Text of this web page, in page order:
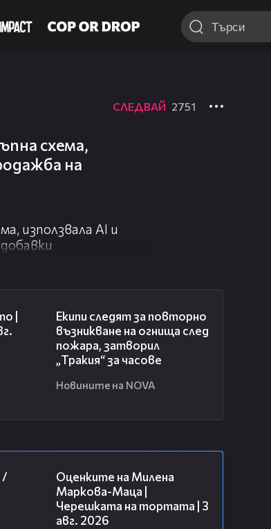
СЛЕДВАЙ 2751
схема,
на
използвала AI и
|
Екипи следят за повторно
възникване на огнища след
пожара, затворил
„Тракия“ за часове
Новините на NOVA
/
Оценките на Милена
Маркова-Маца |
Черешката на тортата | 3
авг. 2026